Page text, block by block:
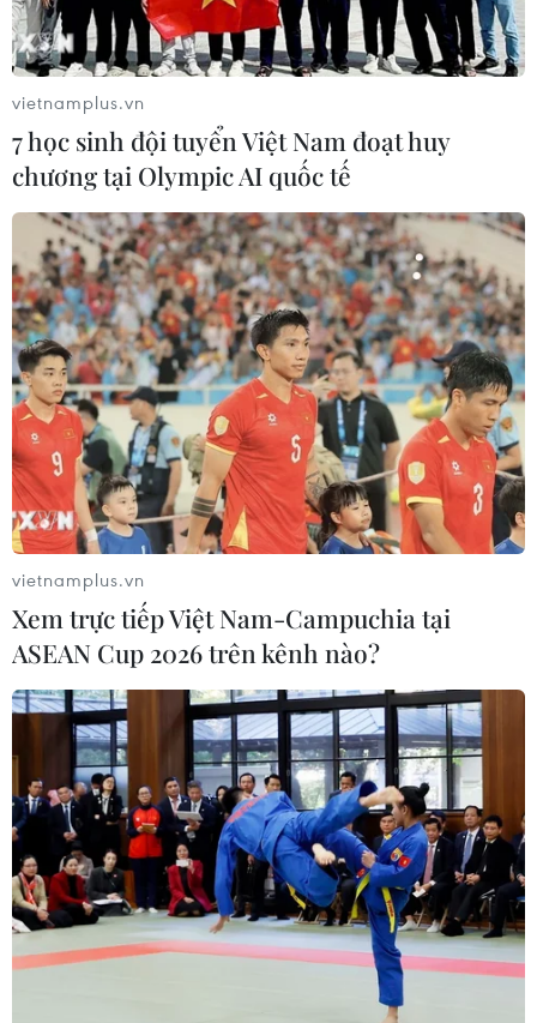
Bến Tre không phát hiện các mầm bệnh
trên nghêu chết hàng loạt
28/03/2023 03:44
Theo Sở Nông nghiệp và Phát triển nông thôn tỉnh Bến
Tre, nghêu xảy ra hiện tượng chết rải rác và tăng dần
chết cục bộ hàng loạt từ ngày 1-20/3.
Quảng Nam: Nước sông Nước Bươu màu
vàng đục, cá chết hàng loạt
28/04/2023 02:57
Trước tình trạng cá chết hàng loạt trên sông Nước Bươu,
chính quyền xã Trà Cang, huyện Nam Trà My khuyến
cáo người dân không ăn cá vớt từ sông này để tránh
vietnamplus.vn
7 học sinh đội tuyển Việt Nam đoạt huy
chương tại Olympic AI quốc tế
vietnamplus.vn
Xem trực tiếp Việt Nam-Campuchia tại
ASEAN Cup 2026 trên kênh nào?